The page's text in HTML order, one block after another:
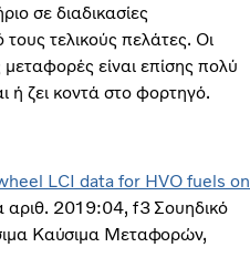
σε διαδικασίες
τελικούς πελάτες. Οι
είναι επίσης πολύ
ή ζει κοντά στο φορτηγό.
LCI data for HVO fuels on
2019:04, f3 Σουηδικό
Καύσιμα Μεταφορών,